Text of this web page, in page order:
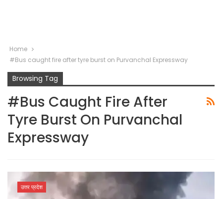
Home
#Bus caught fire after tyre burst on Purvanchal Expressway
Browsing Tag
#Bus Caught Fire After
Tyre Burst On Purvanchal
Expressway
उत्तर प्रदेश